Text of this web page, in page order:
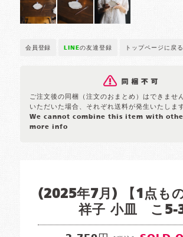
会員登録 LINEの友達登録 トップページに戻る
ご注文後の同梱（注文のおまとめ）はできませ
いただいた場合、それぞれ送料が発生いたします
We cannot combine this item with
more info
(2025年7月) 【1点も
祥子 小皿 こ5-